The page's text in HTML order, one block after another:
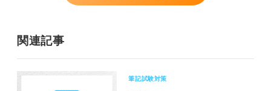
関連記事
筆記試験対策